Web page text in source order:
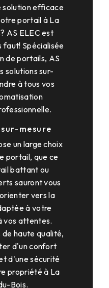
solution efficace
portail à La
AS ELEC est
faut! Spécialisée
de portails, AS
solutions sur-
à tous vos
mesure
un large choix
portail, que ce
battant ou
sauront vous
vers la
à votre
vos attentes.
de haute qualité,
d'un confort
d'une sécurité
propriété à La
Bois.